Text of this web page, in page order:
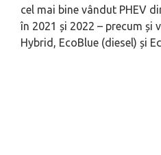
cel mai bine vândut PHEV
în 2021 și 2022 – precum și
Hybrid, EcoBlue (diesel) și